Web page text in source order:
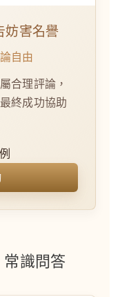
妨害名譽
自由
合理評論，
終成功協助
識問答